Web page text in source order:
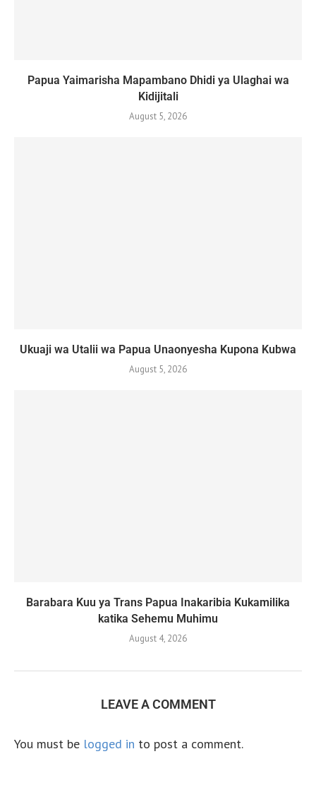
Papua Yaimarisha Mapambano Dhidi ya Ulaghai wa
Kidijitali
August 5, 2026
Ukuaji wa Utalii wa Papua Unaonyesha Kupona Kubwa
August 5, 2026
Barabara Kuu ya Trans Papua Inakaribia Kukamilika
katika Sehemu Muhimu
August 4, 2026
LEAVE A COMMENT
You must be logged in to post a comment.